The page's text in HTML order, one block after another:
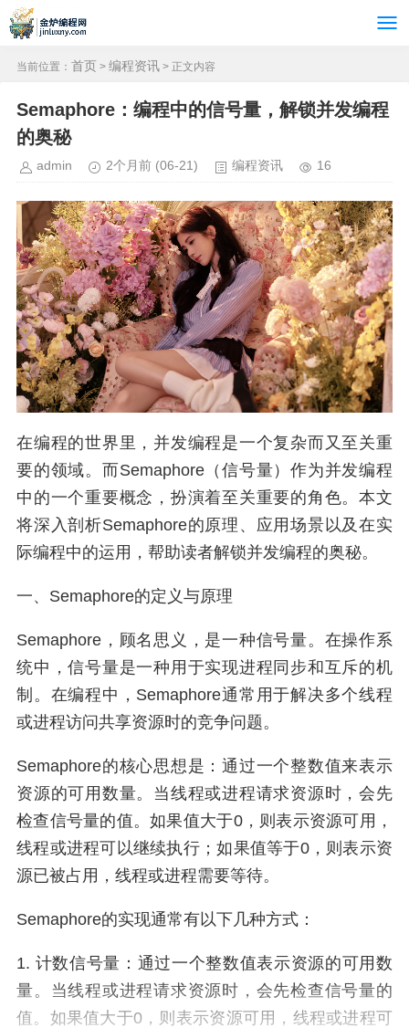
当前位置： 首页 > 编程资讯 > 正文内容
Semaphore：编程中的信号量，解锁并发编程
的奥秘
admin 2个月前 (06-21) 编程资讯 16
在编程的世界里，并发编程是一个复杂而又至关重
要的领域。而Semaphore（信号量）作为并发编程
中的一个重要概念，扮演着至关重要的角色。本文
将深入剖析Semaphore的原理、应用场景以及在实
际编程中的运用，帮助读者解锁并发编程的奥秘。
一、Semaphore的定义与原理
Semaphore，顾名思义，是一种信号量。在操作系
统中，信号量是一种用于实现进程同步和互斥的机
制。在编程中，Semaphore通常用于解决多个线程
或进程访问共享资源时的竞争问题。
Semaphore的核心思想是：通过一个整数值来表示
资源的可用数量。当线程或进程请求资源时，会先
检查信号量的值。如果值大于0，则表示资源可用，
线程或进程可以继续执行；如果值等于0，则表示资
源已被占用，线程或进程需要等待。
Semaphore的实现通常有以下几种方式：
1. 计数信号量：通过一个整数值表示资源的可用数
量。当线程或进程请求资源时，会先检查信号量的
值。如果值大于0，则表示资源可用，线程或进程可